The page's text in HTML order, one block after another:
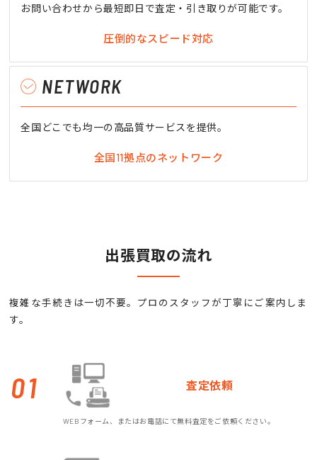
お問い合わせから最短即日で査定・引き取りが可能です。
圧倒的なスピード対応
NETWORK
全国どこでも均一の高品質サービスを提供。
全国11拠点のネットワーク
出張買取の流れ
複雑な手続きは一切不要。プロのスタッフが丁寧にご案内しま
す。
01 査定依頼
WEBフォーム、またはお電話にて無料査定をご依頼ください。